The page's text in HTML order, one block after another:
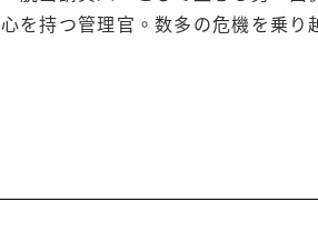
を持つ管理官。数多の危機を乗